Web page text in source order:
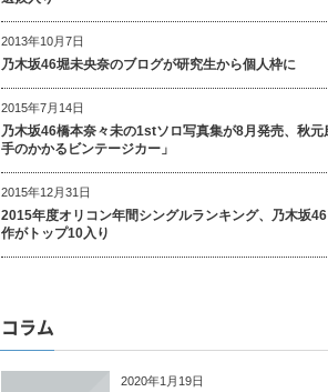
2013年10月7日
乃木坂46堀未央奈のブログが研究生から個人枠に
2015年7月14日
乃木坂46橋本奈々未の1stソロ写真集が8月発売、秋元
手のかかるビンテージカー」
2015年12月31日
2015年度オリコン年間シングルランキング、乃木坂
作がトップ10入り
コラム
2020年1月19日